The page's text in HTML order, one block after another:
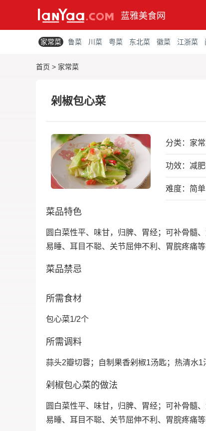
蓝雅美食网
家常菜 鲁菜 川菜 粤菜 东北菜 徽菜 江浙菜
首页 > 家常菜
剁椒包心菜
分类： 家
功效：减
难度：简单
菜品特色
圆白菜性平、味甘，归脾、胃经；可补骨髓
易睡、耳目不聪、关节屈伸不利、胃脘疼痛等
菜品禁忌
所需食材
包心菜1/2个
所需调料
蒜头2瓣切蓉；自制果香剁椒1汤匙；热清水1
剁椒包心菜的做法
圆白菜性平、味甘，归脾、胃经；可补骨髓
易睡、耳目不聪、关节屈伸不利、胃脘疼痛等